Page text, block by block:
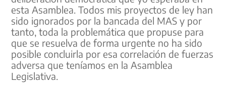
esta Asamblea. Todos mis proyectos de ley han
sido ignorados por la bancada del MAS y por
tanto, toda la problemática que propuse para
que se resuelva de forma urgente no ha sido
posible concluirla por esa correlación de fuerzas
adversa que teníamos en la Asamblea
Legislativa.